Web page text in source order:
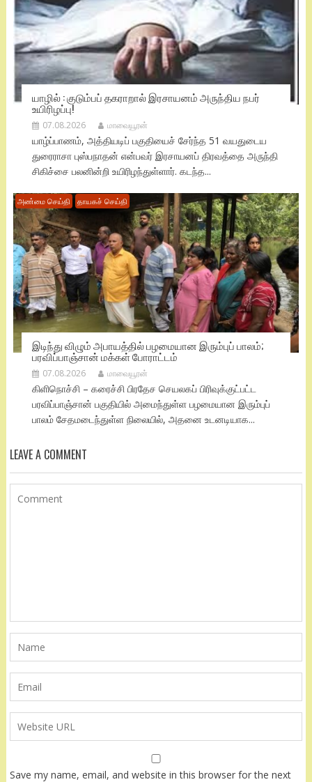
யாழில் : குடும்பப் தகராறால் இரசாயனம் அருந்திய நபர்
உயிரிழப்பு!
07.08.2026 மாவையூரன்
யாழ்ப்பாணம், அத்தியடிப் பகுதியைச் சேர்ந்த 51 வயதுடைய
துரைராசா புஸ்பநாதன் என்பவர் இரசாயனப் திரவத்தை அருந்தி
சிகிச்சை பலனின்றி உயிரிழந்துள்ளார். கடந்த...
அண்மை செய்தி தாயகச் செய்தி
இடிந்து விழும் அபாயத்தில் பழமையான இரும்புப் பாலம்;
பரவிப்பாஞ்சான் மக்கள் போராட்டம்
07.08.2026 மாவையூரன்
கிளிநொச்சி – கரைச்சி பிரதேச செயலகப் பிரிவுக்குட்பட்ட
பரவிப்பாஞ்சான் பகுதியில் அமைந்துள்ள பழமையான இரும்புப்
பாலம் சேதமடைந்துள்ள நிலையில், அதனை உடனடியாக...
LEAVE A COMMENT
Save my name, email, and website in this browser for the next